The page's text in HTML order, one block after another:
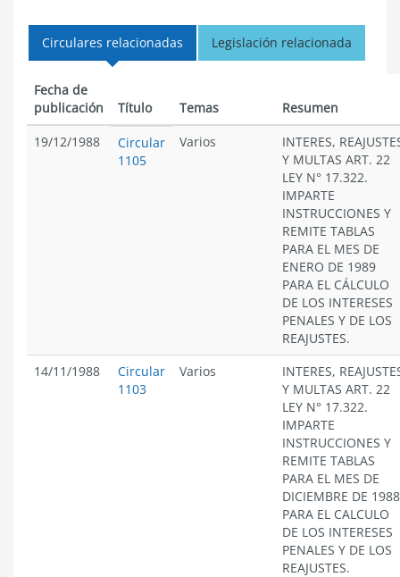
Circulares relacionadas Legislación relacionada
Fecha de
publicación
Título Temas
Resumen
19/12/1988
Circular
1105
Varios
INTERES,
Y MULTAS ART. 22
LEY N° 17.322.
IMPARTE
INSTRUCCIONES Y
REMITE TABLAS
PARA EL MES DE
ENERO DE 1989
PARA EL CÁLCULO
DE LOS INTERESES
PENALES Y DE LOS
REAJUSTES.
14/11/1988
Circular
1103
Varios
INTERES,
Y MULTAS ART. 22
LEY N° 17.322.
IMPARTE
INSTRUCCIONES Y
REMITE TABLAS
PARA EL MES DE
DICIEMBRE DE 1988
PARA EL CALCULO
DE LOS INTERESES
PENALES Y DE LOS
REAJUSTES.